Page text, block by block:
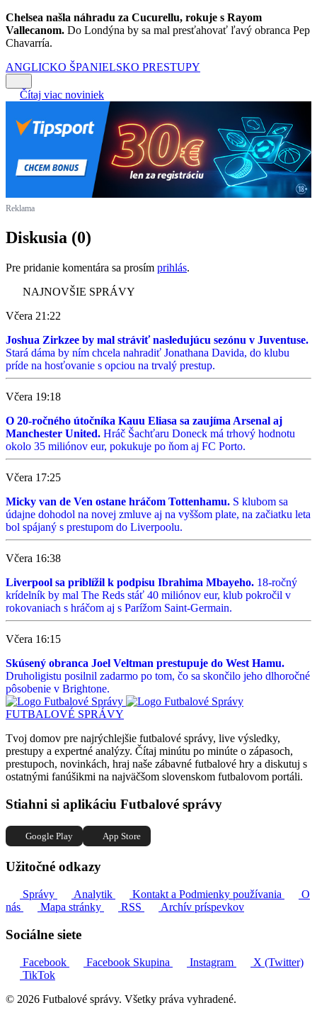
Chelsea našla náhradu za Cucurellu, rokuje s Rayom
Vallecanom. Do Londýna by sa mal presťahovať ľavý obranca Pep
Chavarría.
ANGLICKO ŠPANIELSKO PRESTUPY
Čítaj viac noviniek
Reklama
Diskusia (0)
Pre pridanie komentára sa prosím prihlás.
NAJNOVŠIE SPRÁVY
Včera 21:22
Joshua Zirkzee by mal stráviť nasledujúcu sezónu v Juventuse.
Stará dáma by ním chcela nahradiť Jonathana Davida, do klubu
príde na hosťovanie s opciou na trvalý prestup.
Včera 19:18
O 20-ročného útočníka Kauu Eliasa sa zaujíma Arsenal aj
Manchester United. Hráč Šachťaru Doneck má trhový hodnotu
okolo 35 miliónov eur, pokukuje po ňom aj FC Porto.
Včera 17:25
Micky van de Ven ostane hráčom Tottenhamu. S klubom sa
údajne dohodol na novej zmluve aj na vyššom plate, na začiatku leta
bol spájaný s prestupom do Liverpoolu.
Včera 16:38
Liverpool sa priblížil k podpisu Ibrahima Mbayeho. 18-ročný
krídelník by mal The Reds stáť 40 miliónov eur, klub pokročil v
rokovaniach s hráčom aj s Parížom Saint-Germain.
Včera 16:15
Skúsený obranca Joel Veltman prestupuje do West Hamu.
Druholigistu posilnil zadarmo po tom, čo sa skončilo jeho dlhoročné
pôsobenie v Brightone.
FUTBALOVÉ SPRÁVY
Tvoj domov pre najrýchlejšie futbalové správy, live výsledky,
prestupy a expertné analýzy. Čítaj minútu po minúte o zápasoch,
prestupoch, novinkách, hraj naše zábavné futbalové hry a diskutuj s
ostatnými fanúšikmi na najväčšom slovenskom futbalovom portáli.
Stiahni si aplikáciu Futbalové správy
Google Play App Store
Užitočné odkazy
Správy Analytik Kontakt a Podmienky používania
O
nás
Mapa stránky RSS Archív príspevkov
Sociálne siete
Facebook Facebook Skupina Instagram
X (Twitter)
TikTok
© 2026 Futbalové správy. Všetky práva vyhradené.